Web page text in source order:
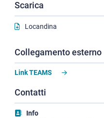
Scarica
Locandina
Collegamento esterno
Link TEAMS
Contatti
Info